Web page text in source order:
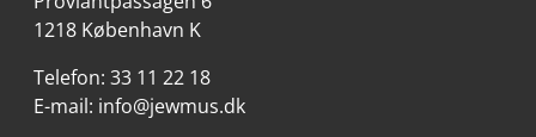
1218 København K
Telefon: 33 11 22 18
E-mail: info@jewmus.dk